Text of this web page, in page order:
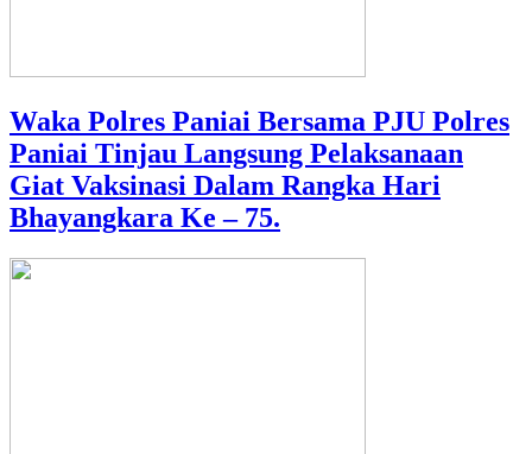
Waka Polres Paniai Bersama PJU Polres
Paniai Tinjau Langsung Pelaksanaan
Giat Vaksinasi Dalam Rangka Hari
Bhayangkara Ke – 75.